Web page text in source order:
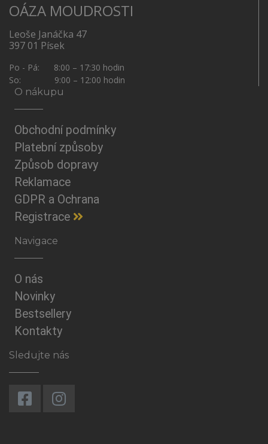
OÁZA MOUDROSTI
Leoše Janáčka 47
397 01 Písek
Po - Pá: 8:00 – 17:30 hodin
So: 9:00 – 12:00 hodin
O nákupu
Obchodní podmínky
Platební způsoby
Způsob dopravy
Reklamace
GDPR a Ochrana
Registrace
Navigace
O nás
Novinky
Bestsellery
Kontakty
Sledujte nás